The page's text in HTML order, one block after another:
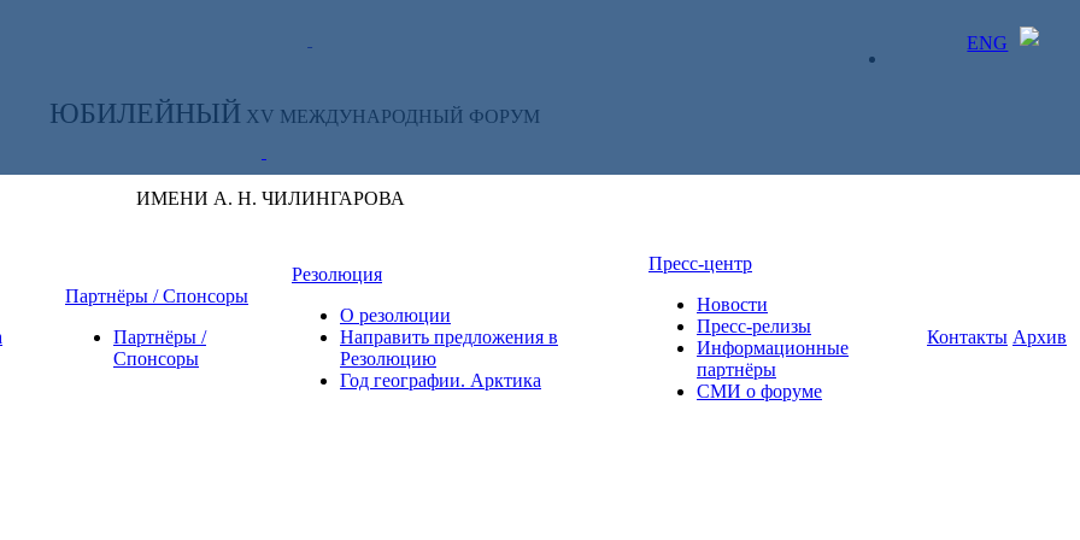
ENG
ЛИЧНЫЙ КАБИНЕТ
ЮБИЛЕЙНЫЙ XV МЕЖДУНАРОДНЫЙ ФОРУМ
ИМЕНИ А. Н. ЧИЛИНГАРОВА
Партнёры / Спонсоры
Партнёры /
Спонсоры
Резолюция
О резолюции
Направить предложения в
Резолюцию
Год географии. Арктика
Пресс-центр
Новости
Пресс-релизы
Информационные
партнёры
СМИ о форуме
Контакты Архив